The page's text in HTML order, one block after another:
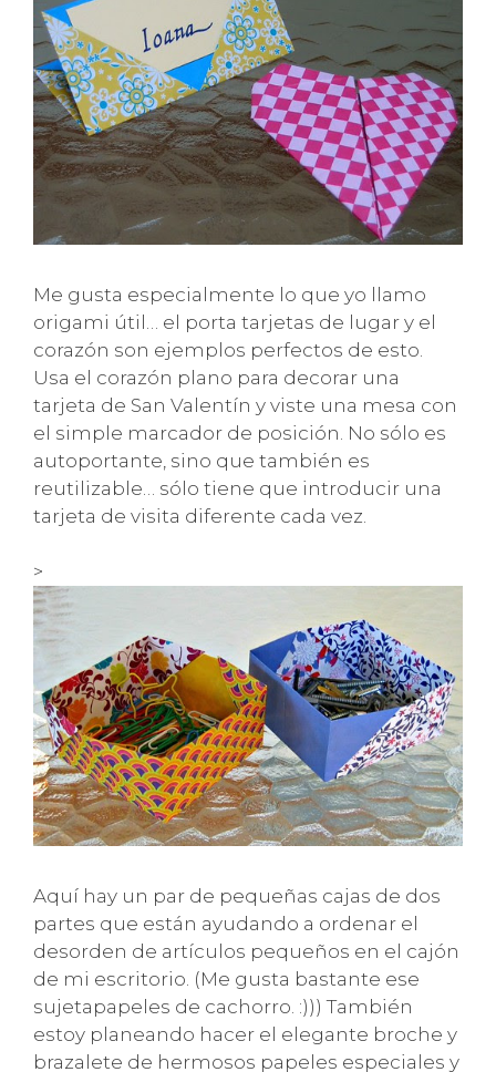
Me gusta especialmente lo que yo llamo
origami útil… el porta tarjetas de lugar y el
corazón son ejemplos perfectos de esto.
Usa el corazón plano para decorar una
tarjeta de San Valentín y viste una mesa con
el simple marcador de posición. No sólo es
autoportante, sino que también es
reutilizable… sólo tiene que introducir una
tarjeta de visita diferente cada vez.
>
Aquí hay un par de pequeñas cajas de dos
partes que están ayudando a ordenar el
desorden de artículos pequeños en el cajón
de mi escritorio. (Me gusta bastante ese
sujetapapeles de cachorro. :))) También
estoy planeando hacer el elegante broche y
brazalete de hermosos papeles especiales y